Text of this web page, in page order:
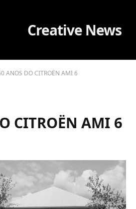
ANOS DO CITROËN AMI 6
CITROËN AMI 6